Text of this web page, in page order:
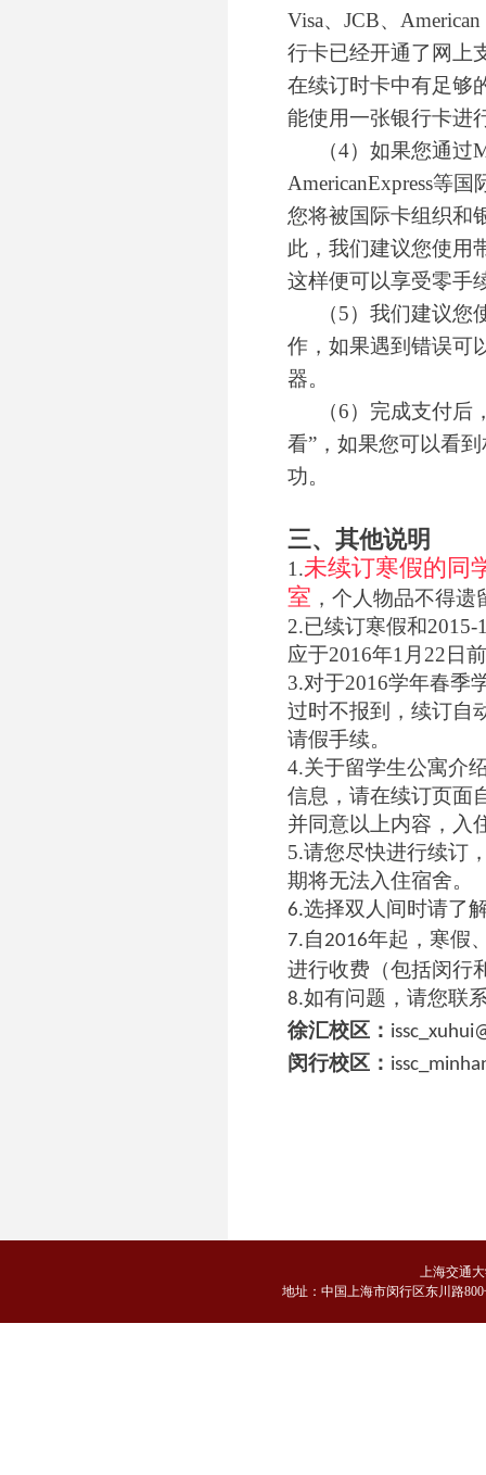
Visa、JCB、
行卡已经开通了网上
在续订时卡中有足够
能使用一张银行卡进
（4）如果您通过
AmericanExpress等
您将被国际卡组织和
此，我们建议您使用
这样便可以享受零手
（5）我们建议
作，如果遇到错误可
器。
（6）完成支付
看”，如果您可以看
功。
三、其他说明
1.未续订寒假的同
室 ，个人物品不得
2.已续订寒假和
应于2016年1月22日
3.对于2016学年春季
过时不报到，续订自
请假手续。
4.关于留学生公寓介
信息，请在续订页面
并同意以上内容，入
5.请您尽快进行续订
期将无法入住宿舍。
6.选择双人间时请了
7.自2016年起，寒假
进行收费（包括闵行
8.如有问题，请您联
徐汇校区：
闵行校区：
上海交通
地址：中国上海市闵行区东川路